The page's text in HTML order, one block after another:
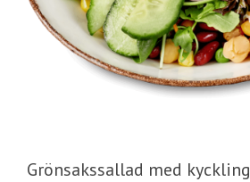
Grönsakssallad med kyckling